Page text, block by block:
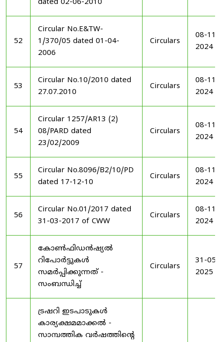
dated 02-06-2010
52
Circular No.E&TW-
1/370/05 dated 01-04-
2006
Circulars
08-11-
2024
53
Circular No.10/2010 dated
27.07.2010
Circulars
08-11-
2024
54
Circular 1257/AR13 (2)
08/PARD dated
23/02/2009
Circulars
08-11-
2024
55
Circular No.8096/B2/10/PD
dated 17-12-10
Circulars
08-11-
2024
56
Circular No.01/2017 dated
31-03-2017 of CWW
Circulars
08-11-
2024
57
കോൺഫിഡൻഷ്യൽ
റിപോർട്ടുകൾ
സമർപ്പിക്കുന്നത് -
സംബന്ധിച്ച്
Circulars
31-05-
2025
ട്രഷറി ഇടപാടുകൾ
കാര്യക്ഷമമാക്കൽ -
സാമ്പത്തിക വർഷത്തിന്റെ